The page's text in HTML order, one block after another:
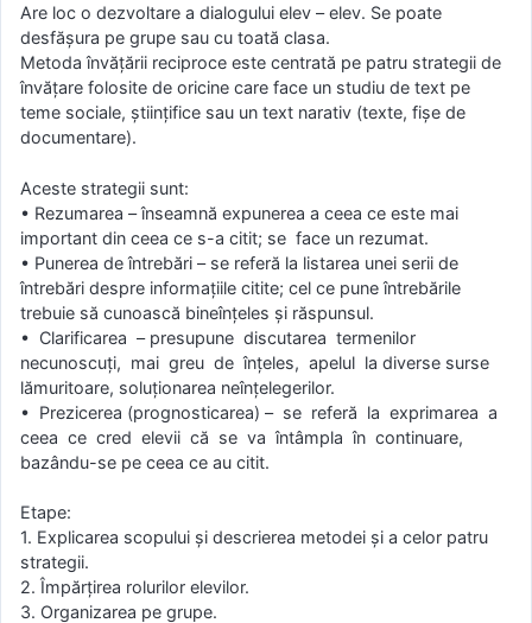
Are loc o dezvoltare a dialogului elev – elev. Se poate
desfăşura pe grupe sau cu toată clasa.
Metoda învăţării reciproce este centrată pe patru strategii de
învăţare folosite de oricine care face un studiu de text pe
teme sociale, ştiinţifice sau un text narativ (texte, fișe de
documentare).
Aceste strategii sunt:
• Rezumarea – înseamnă expunerea a ceea ce este mai
important din ceea ce s-a citit; se face un rezumat.
• Punerea de întrebări – se referă la listarea unei serii de
întrebări despre informaţiile citite; cel ce pune întrebările
trebuie să cunoască bineînţeles şi răspunsul.
• Clarificarea – presupune discutarea termenilor
necunoscuţi, mai greu de înţeles, apelul la diverse surse
lămuritoare, soluţionarea neînţelegerilor.
• Prezicerea (prognosticarea) – se referă la exprimarea a
ceea ce cred elevii că se va întâmpla în continuare,
bazându-se pe ceea ce au citit.
Etape:
1. Explicarea scopului şi descrierea metodei şi a celor patru
strategii.
2. Împărţirea rolurilor elevilor.
3. Organizarea pe grupe.